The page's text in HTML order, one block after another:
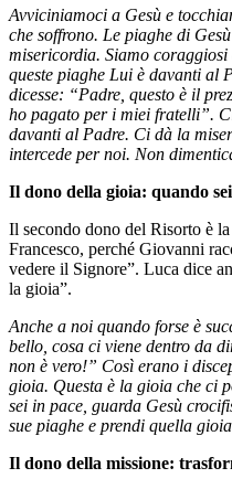
Avviciniamoci a Gesù e
che soffrono. Le piaghe di
misericordia. Siamo
queste piaghe Lui è davanti al
dicesse: “Padre, questo è il
ho pagato per i miei fratelli”.
davanti al Padre. Ci dà la
intercede per noi. Non
Il dono della gioia: quando
Il secondo dono del Risorto è
Francesco, perché Giovanni
vedere il Signore”. Luca dice
la gioia”.
Anche a noi quando forse è
bello, cosa ci viene dentro da
non è vero!” Così erano i
gioia. Questa è la gioia che ci
sei in pace, guarda Gesù
sue piaghe e prendi quella
Il dono della missione: